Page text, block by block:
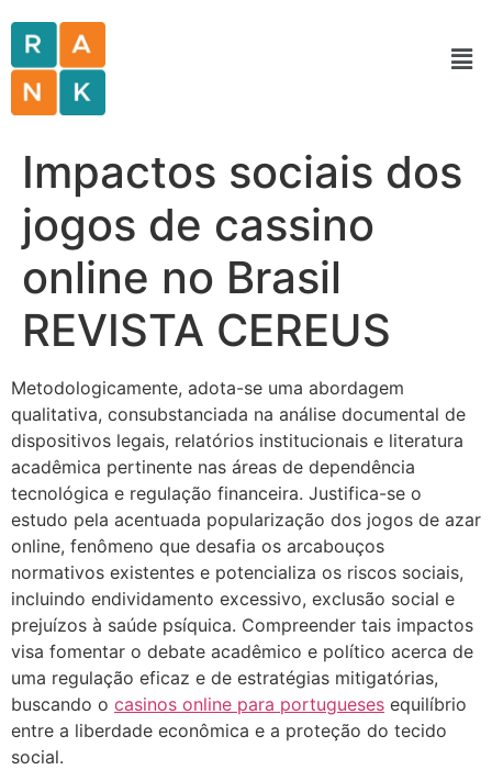
Impactos sociais dos
jogos de cassino
online no Brasil
REVISTA CEREUS
Metodologicamente, adota-se uma abordagem
qualitativa, consubstanciada na análise documental de
dispositivos legais, relatórios institucionais e literatura
acadêmica pertinente nas áreas de dependência
tecnológica e regulação financeira. Justifica-se o
estudo pela acentuada popularização dos jogos de azar
online, fenômeno que desafia os arcabouços
normativos existentes e potencializa os riscos sociais,
incluindo endividamento excessivo, exclusão social e
prejuízos à saúde psíquica. Compreender tais impactos
visa fomentar o debate acadêmico e político acerca de
uma regulação eficaz e de estratégias mitigatórias,
buscando o casinos online para portugueses equilíbrio
entre a liberdade econômica e a proteção do tecido
social.